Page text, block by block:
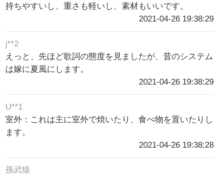
持ちやすいし、重さも軽いし、素材もいいです。
2021-04-26 19:38:29
j**2
えっと、先ほど歌詞の態度を見ましたが、昔のシステム
は嫁に夏風にします。
2021-04-26 19:38:29
U**1
室外：これは主に室外で焼いたり、食べ物を置いたりし
ます。
2021-04-26 19:38:28
孫武猿